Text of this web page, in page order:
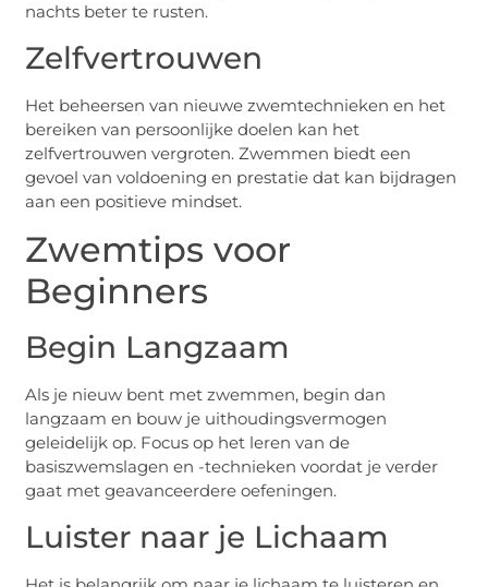
nachts beter te rusten.
Zelfvertrouwen
Het beheersen van nieuwe zwemtechnieken en het
bereiken van persoonlijke doelen kan het
zelfvertrouwen vergroten. Zwemmen biedt een
gevoel van voldoening en prestatie dat kan bijdragen
aan een positieve mindset.
Zwemtips voor
Beginners
Begin Langzaam
Als je nieuw bent met zwemmen, begin dan
langzaam en bouw je uithoudingsvermogen
geleidelijk op. Focus op het leren van de
basiszwemslagen en -technieken voordat je verder
gaat met geavanceerdere oefeningen.
Luister naar je Lichaam